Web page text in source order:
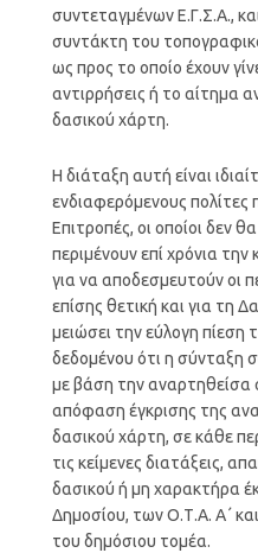
συντεταγμένων Ε.Γ.Σ.Α.,
συντάκτη του
ως προς το οποίο έχουν
αντιρρήσεις ή το αίτημα
δασικού χάρτη.
Η διάταξη αυτή είναι
ενδιαφερόμενους πολίτες
Επιτροπές, οι οποίοι δεν
περιμένουν επί χρόνια
για να αποδεσμευτούν οι
επίσης θετική και για τη
μειώσει την εύλογη πίεση
δεδομένου ότι η σύνταξη
με βάση την αναρτηθείσα
απόφαση έγκρισης της
δασικού χάρτη, σε κάθε
τις κείμενες διατάξεις,
δασικού ή μη χαρακτήρα
Δημοσίου, των Ο.Τ.Α. Α΄
του δημόσιου τομέα.